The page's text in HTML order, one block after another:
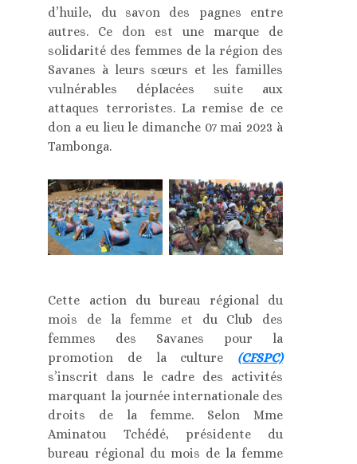
d’huile, du savon des pagnes entre
autres. Ce don est une marque de
solidarité des femmes de la région des
Savanes à leurs sœurs et les familles
vulnérables déplacées suite aux
attaques terroristes. La remise de ce
don a eu lieu le dimanche 07 mai 2023 à
Tambonga.
Cette action du bureau régional du
mois de la femme et du Club des
femmes des Savanes pour la
promotion de la culture (CFSPC)
s’inscrit dans le cadre des activités
marquant la journée internationale des
droits de la femme. Selon Mme
Aminatou Tchédé, présidente du
bureau régional du mois de la femme